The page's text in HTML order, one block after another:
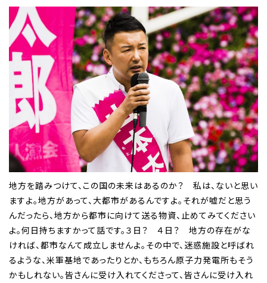
地方を踏みつけて、この国の未来はあるのか？ 私は、ないと思い
ますよ。地方があって、大都市があるんですよ。それが嘘だと思う
んだったら、地方から都市に向けて送る物資、止めてみてください
よ。何日持ちますかって話です。３日？ ４日？ 地方の存在がな
ければ、都市なんて成立しませんよ。その中で、迷惑施設と呼ばれ
るような、米軍基地であったりとか、もちろん原子力発電所もそう
かもしれない。皆さんに受け入れてくださって、皆さんに受け入れ